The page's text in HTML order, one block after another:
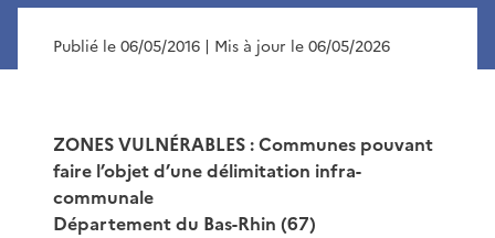
Publié le 06/05/2016 | Mis à jour le 06/05/2026
ZONES VULNÉRABLES : Communes pouvant
faire l’objet d’une délimitation infra-
communale
Département du Bas-Rhin (67)